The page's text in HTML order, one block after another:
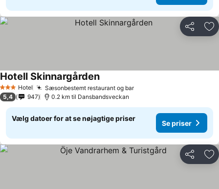
Del
3 StjernerHotel Sæsonbestemt restaurant og bar
Hotell Skinnargården
5,4 947 0.2 km til Dansbandsveckan
Vælg datoer for at se nøjagtige priser
Se priser
Del